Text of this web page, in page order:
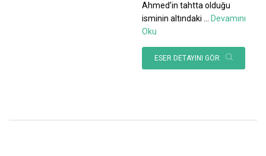
Ahmed’in tahtta olduğu
isminin altındaki
Devamını
Oku
ESER DETAYINI GÖR